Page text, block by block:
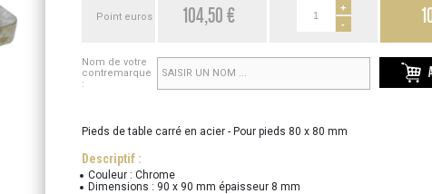
Point euros 104,50 €
+
-
Nom de votre
contremarque
:
Pieds de table carré en acier - Pour pieds 80 x 80 mm
Descriptif :
Couleur : Chrome
Dimensions : 90 x 90 mm épaisseur 8 mm